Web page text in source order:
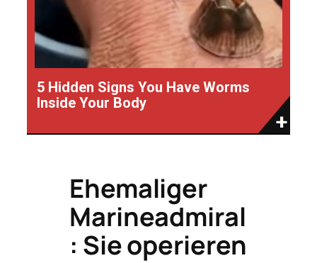
5 Hidden Signs You Have Worms
Inside Your Body
Ehemaliger
Marineadmiral
: Sie operieren